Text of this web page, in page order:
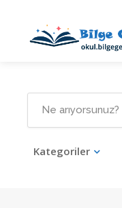
Kategoriler